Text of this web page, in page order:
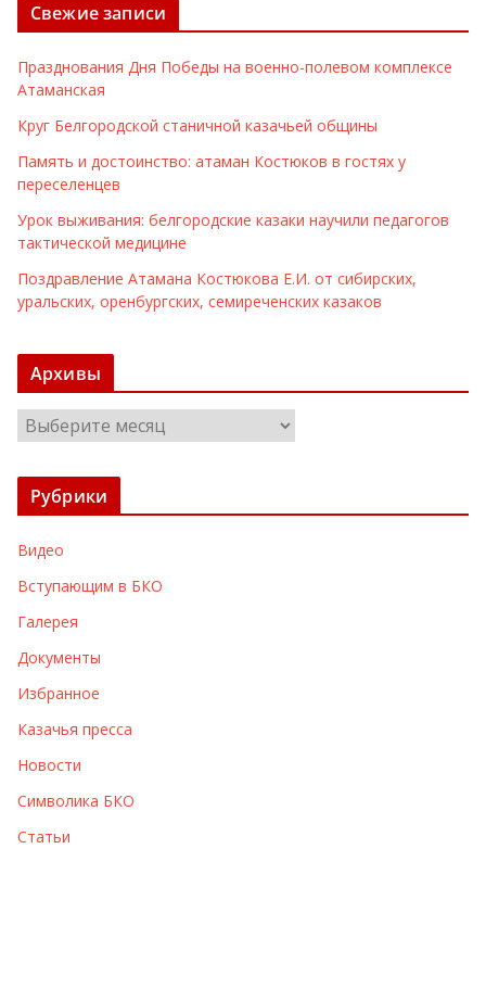
Свежие записи
Празднования Дня Победы на военно-полевом комплексе
Атаманская
Круг Белгородской станичной казачьей общины
Память и достоинство: атаман Костюков в гостях у
переселенцев
Урок выживания: белгородские казаки научили педагогов
тактической медицине
Поздравление Атамана Костюкова Е.И. от сибирских,
уральских, оренбургских, семиреченских казаков
Архивы
х
ы
Рубрики
Видео
Вступающим в БКО
Галерея
Документы
Избранное
Казачья пресса
Новости
Символика БКО
Статьи